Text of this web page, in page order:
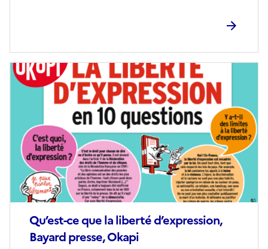
Qu’est-ce que la liberté d’expression,
Bayard presse, Okapi
Image
de
couverture